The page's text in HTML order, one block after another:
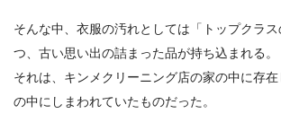
そんな中、衣服の汚れとしては「トップクラ
つ、古い思い出の詰まった品が持ち込まれる。
それは、キンメクリーニング店の家の中に存
の中にしまわれていたものだった。